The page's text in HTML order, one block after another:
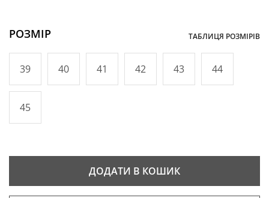
РОЗМІР ТАБЛИЦЯ РОЗМІРІВ
39 40 41 42 43 44
45
ДОДАТИ В КОШИК